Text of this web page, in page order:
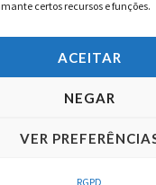
certos recursos e funções.
ACEITAR
NEGAR
VER
RGPD
Copyright © 2026 Edições